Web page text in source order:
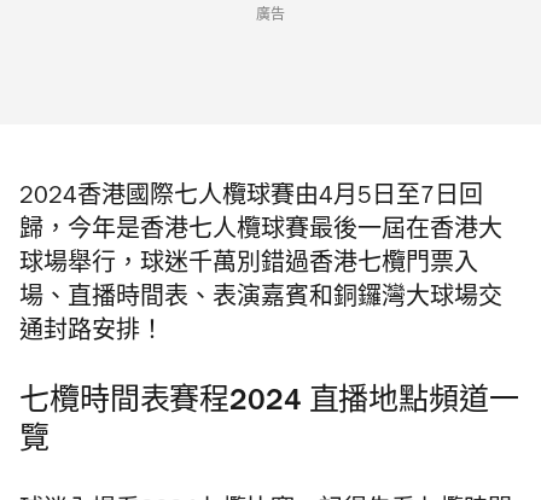
廣告
2024香港國際七人欖球賽由4月5日至7日回
歸，今年是香港七人欖球賽最後一屆在香港大
球場舉行，球迷千萬別錯過香港七欖門票入
場、直播時間表、表演嘉賓和銅鑼灣大球場交
通封路安排！
七欖時間表賽程2024 直播地點頻道一
覽